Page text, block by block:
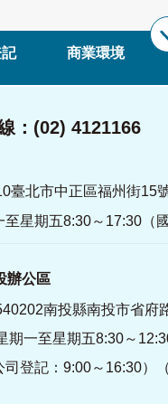
商業環境
：(02) 4121166
臺北市中正區福州街15
星期五8:30～17:30（
辦公區
南投縣南投市省府
期一至星期五8:30～
司登記：9:00～16:30）